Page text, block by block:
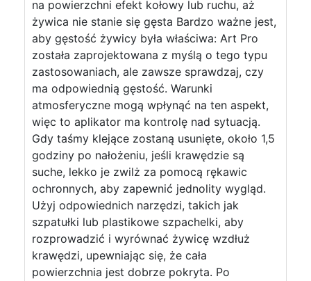
na powierzchni efekt kołowy lub ruchu, aż
żywica nie stanie się gęsta Bardzo ważne jest,
aby gęstość żywicy była właściwa: Art Pro
została zaprojektowana z myślą o tego typu
zastosowaniach, ale zawsze sprawdzaj, czy
ma odpowiednią gęstość. Warunki
atmosferyczne mogą wpłynąć na ten aspekt,
więc to aplikator ma kontrolę nad sytuacją.
Gdy taśmy klejące zostaną usunięte, około 1,5
godziny po nałożeniu, jeśli krawędzie są
suche, lekko je zwilż za pomocą rękawic
ochronnych, aby zapewnić jednolity wygląd.
Użyj odpowiednich narzędzi, takich jak
szpatułki lub plastikowe szpachelki, aby
rozprowadzić i wyrównać żywicę wzdłuż
krawędzi, upewniając się, że cała
powierzchnia jest dobrze pokryta. Po